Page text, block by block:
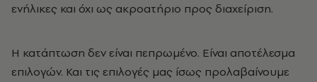
ενήλικες και όχι ως ακροατήριο προς διαχείριση.
Η κατάπτωση δεν είναι πεπρωμένο. Είναι αποτέλεσμα
επιλογών. Και τις επιλογές μας ίσως προλαβαίνουμε